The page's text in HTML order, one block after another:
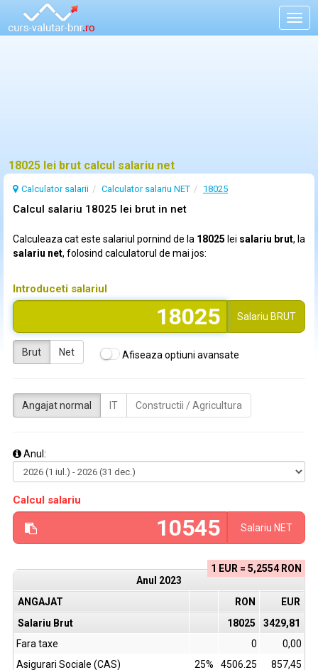
18025 lei brut calcul salariu net
Calculator salarii Calculator salariu NET 18025
Calcul salariu 18025 lei brut in net
Calculeaza cat este salariul pornind de la 18025 lei salariu brut, la
salariu net, folosind calculatorul de mai jos:
Introduceti salariul
Salariu BRUT
Brut Net Afiseaza optiuni avansate
Angajat normal IT Constructii / Agricultura
Anul:
Calcul salariu
Salariu NET
1 EUR = 5,2554 RON
Anul 2023
ANGAJAT
RON
EUR
Salariu Brut
18025
3429,81
Fara taxe
0
0,00
Asigurari Sociale (CAS)
25% 4506.25
857,45